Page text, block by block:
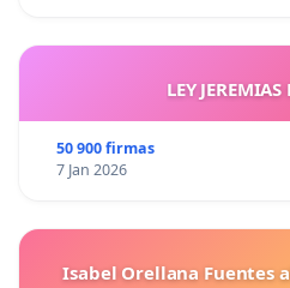
LEY
50 900 firmas
7 Jan 2026
Isabel Orellana Fuentes